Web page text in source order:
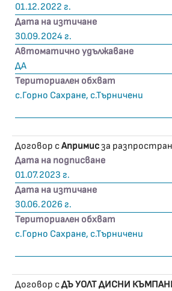
01.12.2022 г.
Дата на изтичане
30.09.2024 г.
Автоматично удължаване
ДА
Териториален обхват
с.Горно Сахране, с.Търничени
Договор сАпримисза
Дата на подписване
01.07.2023 г.
Дата на изтичане
30.06.2026 г.
Териториален обхват
с.Горно Сахране, с.Търничени
Договор сДЪ УОЛТ ДИСНИ